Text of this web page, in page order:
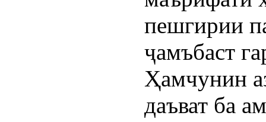
пешгирии
ҷамъбаст
Ҳамчунин
даъват ба